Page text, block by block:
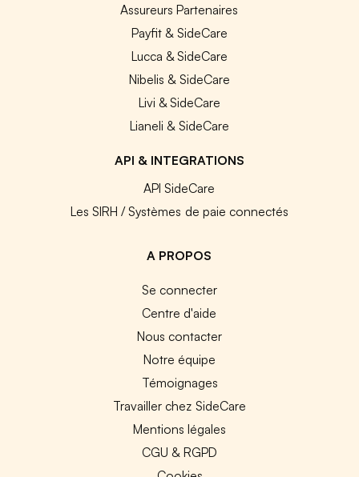
Assureurs Partenaires
Payfit & SideCare
Lucca & SideCare
Nibelis & SideCare
Livi & SideCare
Lianeli & SideCare
API & INTEGRATIONS
API SideCare
Les SIRH / Systèmes de paie connectés
A PROPOS
Se connecter
Centre d'aide
Nous contacter
Notre équipe
Témoignages
Travailler chez SideCare
Mentions légales
CGU & RGPD